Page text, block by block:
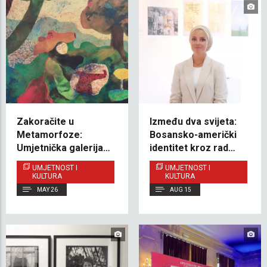
Zakoračite u
Metamorfoze:
Umjetnička galerija
IUS-a predstavila
transformativni svijet
Ire Skopljak-Viteškić
UMJETNOST I
KULTURA
MAY 26
Između dva svijeta:
Bosansko-američki
identitet kroz rad
Tasneem Tanović
UMJETNOST I
KULTURA
AUG 15